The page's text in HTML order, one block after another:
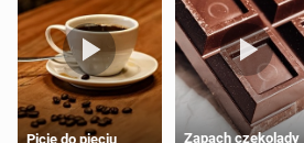
Picie do pięciu
Zapach czekolady